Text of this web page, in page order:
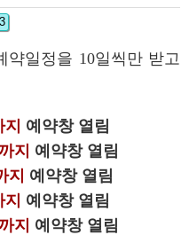
약일정을 10일씩만 받고
예약창 열림
지 예약창 열림
지 예약창 열림
예약창 열림
지 예약창 열림